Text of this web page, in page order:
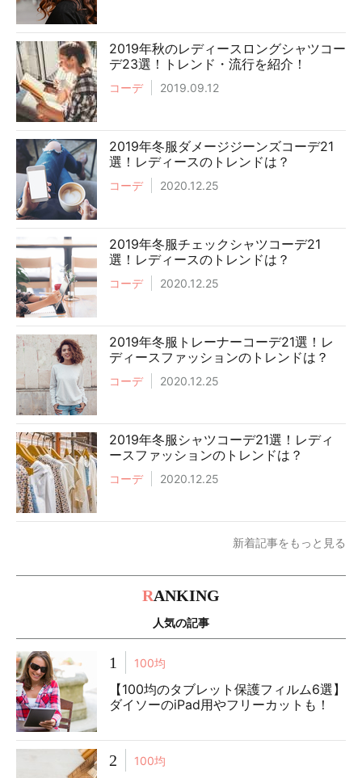
2019年秋のレディースロングシャツコー
デ23選！トレンド・流行を紹介！
コーデ 2019.09.12
2019年冬服ダメージジーンズコーデ21
選！レディースのトレンドは？
コーデ 2020.12.25
2019年冬服チェックシャツコーデ21
選！レディースのトレンドは？
コーデ 2020.12.25
2019年冬服トレーナーコーデ21選！レ
ディースファッションのトレンドは？
コーデ 2020.12.25
2019年冬服シャツコーデ21選！レディ
ースファッションのトレンドは？
コーデ 2020.12.25
新着記事をもっと見る
RANKING
人気の記事
1 100均
【100均のタブレット保護フィルム6選】
ダイソーのiPad用やフリーカットも！
2 100均